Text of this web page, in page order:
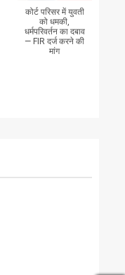
कोर्ट परिसर में युवती
को धमकी,
धर्मपरिवर्तन का दबाव
— FIR दर्ज करने की
मांग